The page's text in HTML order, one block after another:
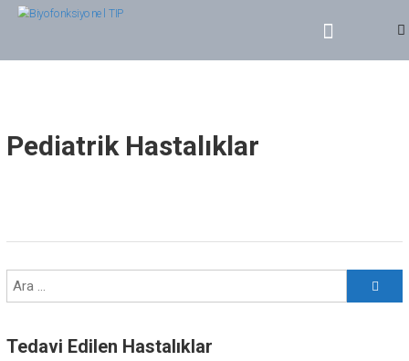
BIYOFONKSIYONEL TIP
Pediatrik Hastalıklar
Tedavi Edilen Hastalıklar